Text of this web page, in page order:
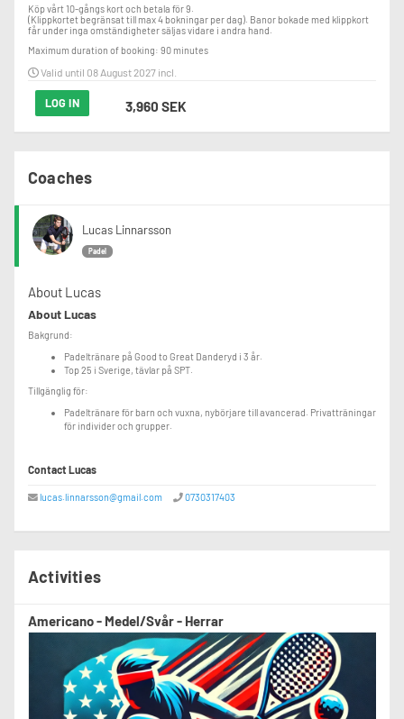
Köp vårt 10-gångs kort och betala för 9.
(Klippkortet begränsat till max 4 bokningar per dag). Banor bokade med klippkort
får under inga omständigheter säljas vidare i andra hand.
Maximum duration of booking: 90 minutes
Valid until 08 August 2027 incl.
LOG IN 3,960 SEK
Coaches
Lucas Linnarsson
Padel
About Lucas
About Lucas
Bakgrund:
Padeltränare på Good to Great Danderyd i 3 år.
Top 25 i Sverige, tävlar på SPT.
Tillgänglig för:
Padeltränare för barn och vuxna, nybörjare till avancerad. Privatträningar
för individer och grupper.
Contact Lucas
lucas.linnarsson@gmail.com 0730317403
Activities
Americano - Medel/Svår - Herrar